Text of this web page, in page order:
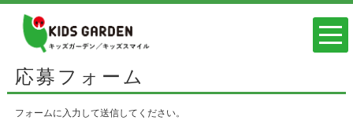
応募フォーム
フォームに入力して送信してください。